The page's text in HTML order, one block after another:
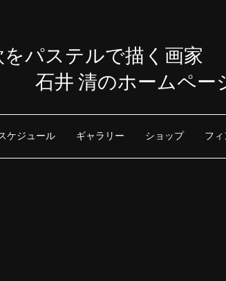
をパステルで描く画家
石井 清のホームペー
ケジュール ギャラリー ショップ フ